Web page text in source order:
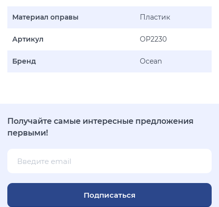
Материал оправы Пластик
Артикул OP2230
Бренд Ocean
Получайте самые интересные предложения
первыми!
Подписаться